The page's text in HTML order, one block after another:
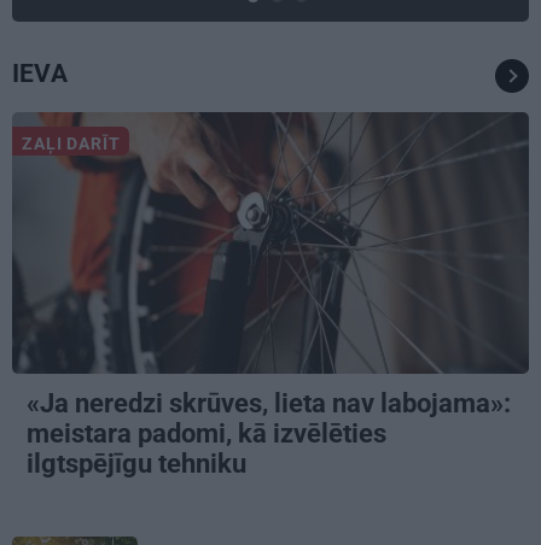
IEVA
ZAĻI DARĪT
«Ja neredzi skrūves, lieta nav labojama»:
meistara padomi, kā izvēlēties
ilgtspējīgu tehniku